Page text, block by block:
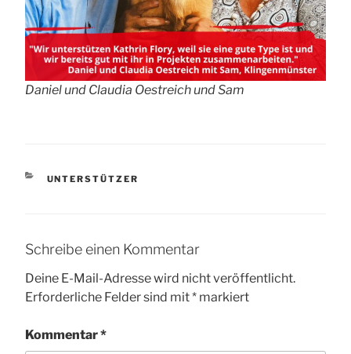
Daniel und Claudia Oestreich und Sam
KATEGORIEN
UNTERSTÜTZER
Schreibe einen Kommentar
Deine E-Mail-Adresse wird nicht veröffentlicht.
Erforderliche Felder sind mit* markiert
Kommentar*